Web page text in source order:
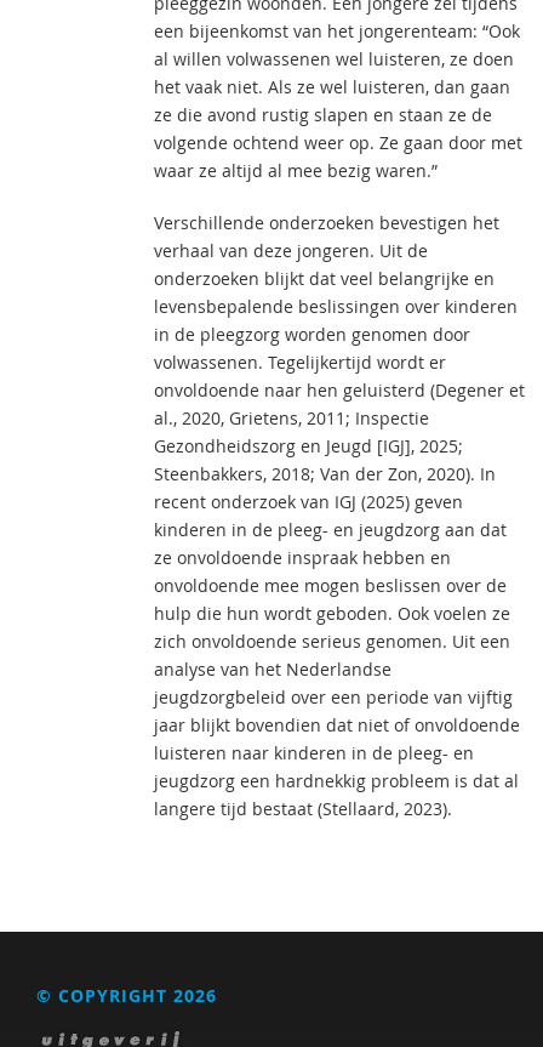
een bijeenkomst van het jongerenteam: “Ook
al willen volwassenen wel luisteren, ze doen
het vaak niet. Als ze wel luisteren, dan gaan
ze die avond rustig slapen en staan ze de
volgende ochtend weer op. Ze gaan door met
waar ze altijd al mee bezig waren.”
Verschillende onderzoeken bevestigen het
verhaal van deze jongeren. Uit de
onderzoeken blijkt dat veel belangrijke en
levensbepalende beslissingen over kinderen
in de pleegzorg worden genomen door
volwassenen. Tegelijkertijd wordt er
onvoldoende naar hen geluisterd (Degener et
al., 2020, Grietens, 2011; Inspectie
Gezondheidszorg en Jeugd [IGJ], 2025;
Steenbakkers, 2018; Van der Zon, 2020). In
recent onderzoek van IGJ (2025) geven
kinderen in de pleeg- en jeugdzorg aan dat
ze onvoldoende inspraak hebben en
onvoldoende mee mogen beslissen over de
hulp die hun wordt geboden. Ook voelen ze
zich onvoldoende serieus genomen. Uit een
analyse van het Nederlandse
jeugdzorgbeleid over een periode van vijftig
jaar blijkt bovendien dat niet of onvoldoende
luisteren naar kinderen in de pleeg- en
jeugdzorg een hardnekkig probleem is dat al
langere tijd bestaat (Stellaard, 2023).
© COPYRIGHT 2026